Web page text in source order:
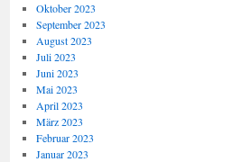
Oktober 2023
September 2023
August 2023
Juli 2023
Juni 2023
Mai 2023
April 2023
März 2023
Februar 2023
Januar 2023